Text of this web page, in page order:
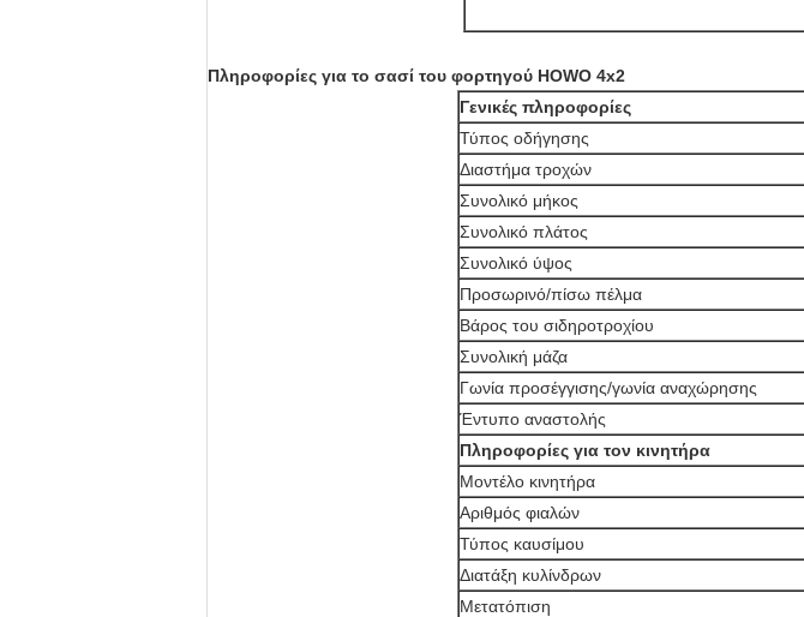
Πληροφορίες για το σασί του φορτηγού HOWO 4x2
Γενικές πληροφορίες
Τύπος οδήγησης
Διαστήμα τροχών
Συνολικό μήκος
Συνολικό πλάτος
Συνολικό ύψος
Προσωρινό/πίσω πέλμα
Βάρος του σιδηροτροχίου
Συνολική μάζα
Γωνία προσέγγισης/γωνία αναχώρησης
Έντυπο αναστολής
Πληροφορίες για τον κινητήρα
Μοντέλο κινητήρα
Αριθμός φιαλών
Τύπος καυσίμου
Διατάξη κυλίνδρων
Μετατόπιση